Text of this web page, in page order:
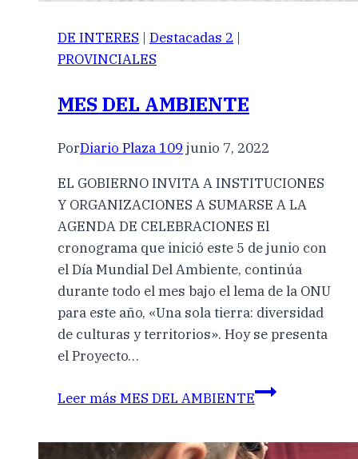
DE INTERES | Destacadas 2 |
PROVINCIALES
MES DEL AMBIENTE
PorDiario Plaza 109 junio 7, 2022
EL GOBIERNO INVITA A INSTITUCIONES
Y ORGANIZACIONES A SUMARSE A LA
AGENDA DE CELEBRACIONES El
cronograma que inició este 5 de junio con
el Día Mundial Del Ambiente, continúa
durante todo el mes bajo el lema de la ONU
para este año, «Una sola tierra: diversidad
de culturas y territorios». Hoy se presenta
el Proyecto…
Leer más MES DEL AMBIENTE